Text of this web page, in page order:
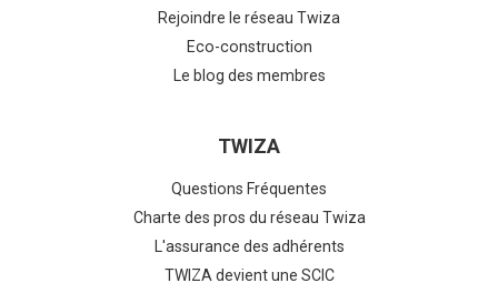
Rejoindre le réseau Twiza
Eco-construction
Le blog des membres
TWIZA
Questions Fréquentes
Charte des pros du réseau Twiza
L'assurance des adhérents
TWIZA devient une SCIC